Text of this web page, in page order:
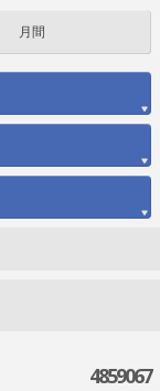
月間
4859067